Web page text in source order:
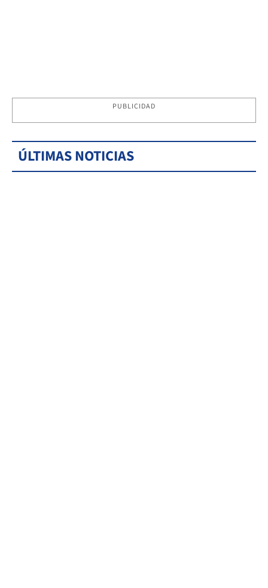
PUBLICIDAD
ÚLTIMAS NOTICIAS